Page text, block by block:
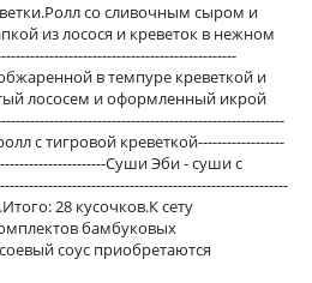
со сливочным сыром и
из лосося и креветок в нежном
в темпуре креветкой и
лососем и оформленный икрой
с тигровой креветкой------------------
Суши Эби - суши с
28 кусочков.К сету
бамбуковых
соус приобретаются